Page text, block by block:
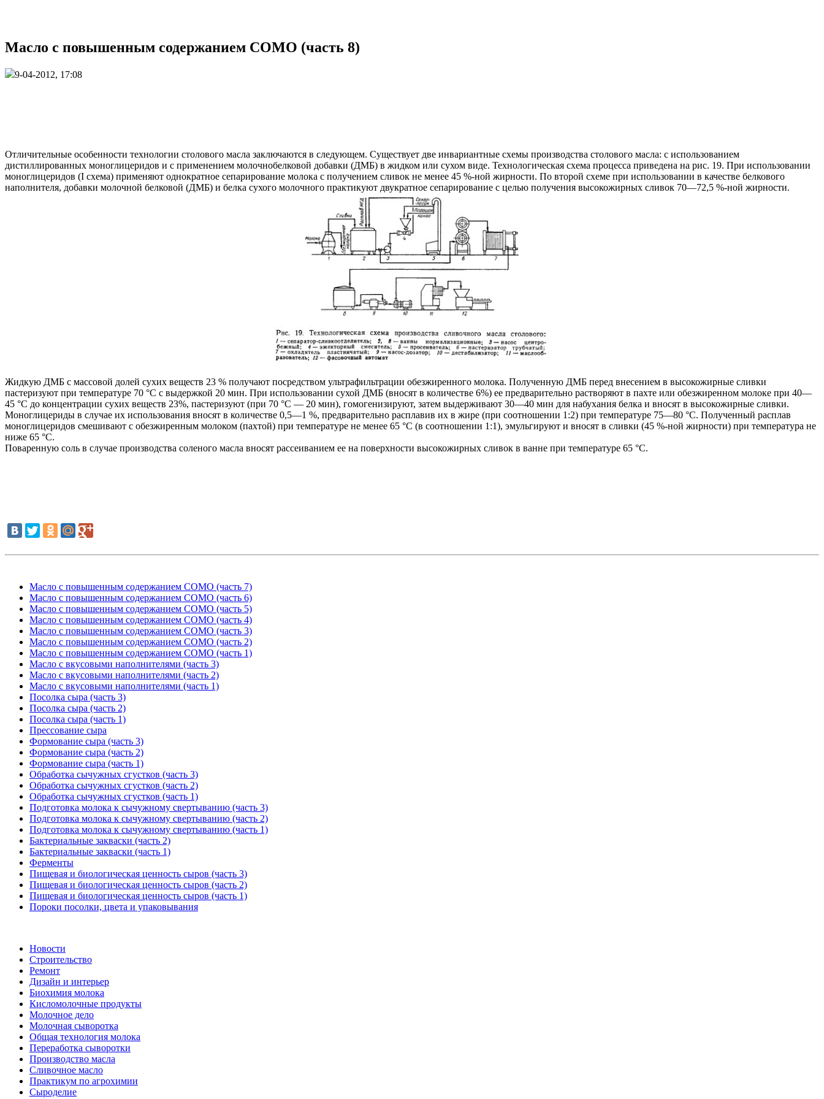
Масло с повышенным содержанием СОМО (часть 8)
9-04-2012, 17:08
Отличительные особенности технологии столового масла заключаются в следующем. Существует две инвариантные схемы производства столового масла: с использованием
дистиллированных моноглицеридов и с применением молочнобелковой добавки (ДМБ) в жидком или сухом виде. Технологическая схема процесса приведена на рис. 19. При использовании
моноглицеридов (I схема) применяют однократное сепарирование молока с получением сливок не менее 45 %-ной жирности. По второй схеме при использовании в качестве белкового
наполнителя, добавки молочной белковой (ДМБ) и белка сухого молочного практикуют двукратное сепарирование с целью получения высокожирных сливок 70—72,5 %-ной жирности.
Жидкую ДМБ с массовой долей сухих веществ 23 % получают посредством ультрафильтрации обезжиренного молока. Полученную ДМБ перед внесением в высокожирные сливки
пастеризуют при температуре 70 °C с выдержкой 20 мин. При использовании сухой ДМБ (вносят в количестве 6%) ее предварительно растворяют в пахте или обезжиренном молоке при 40—
45 °С до концентрации сухих веществ 23%, пастеризуют (при 70 °C — 20 мин), гомогенизируют, затем выдерживают 30—40 мин для набухания белка и вносят в высокожирные сливки.
Моноглицериды в случае их использования вносят в количестве 0,5—1 %, предварительно расплавив их в жире (при соотношении 1:2) при температуре 75—80 °C. Полученный расплав
моноглицеридов смешивают с обезжиренным молоком (пахтой) при температуре не менее 65 °C (в соотношении 1:1), эмульгируют и вносят в сливки (45 %-ной жирности) при температура не
ниже 65 °C.
Поваренную соль в случае производства соленого масла вносят рассеиванием ее на поверхности высокожирных сливок в ванне при температуре 65 °С.
Масло с повышенным содержанием СОМО (часть 7)
Масло с повышенным содержанием СОМО (часть 6)
Масло с повышенным содержанием СОМО (часть 5)
Масло с повышенным содержанием СОМО (часть 4)
Масло с повышенным содержанием СОМО (часть 3)
Масло с повышенным содержанием СОМО (часть 2)
Масло с повышенным содержанием СОМО (часть 1)
Масло с вкусовыми наполнителями (часть 3)
Масло с вкусовыми наполнителями (часть 2)
Масло с вкусовыми наполнителями (часть 1)
Посолка сыра (часть 3)
Посолка сыра (часть 2)
Посолка сыра (часть 1)
Прессование сыра
Формование сыра (часть 3)
Формование сыра (часть 2)
Формование сыра (часть 1)
Обработка сычужных сгустков (часть 3)
Обработка сычужных сгустков (часть 2)
Обработка сычужных сгустков (часть 1)
Подготовка молока к сычужному свертыванию (часть 3)
Подготовка молока к сычужному свертыванию (часть 2)
Подготовка молока к сычужному свертыванию (часть 1)
Бактериальные закваски (часть 2)
Бактериальные закваски (часть 1)
Ферменты
Пищевая и биологическая ценность сыров (часть 3)
Пищевая и биологическая ценность сыров (часть 2)
Пищевая и биологическая ценность сыров (часть 1)
Пороки посолки, цвета и упаковывания
Новости
Строительство
Ремонт
Дизайн и интерьер
Биохимия молока
Кисломолочные продукты
Молочное дело
Молочная сыворотка
Общая технология молока
Переработка сыворотки
Производство масла
Сливочное масло
Практикум по агрохимии
Сыроделие